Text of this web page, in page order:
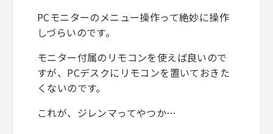
PCモニターのメニュー操作って絶妙に操作
しづらいのです。
モニター付属のリモコンを使えば良いので
すが、PCデスクにリモコンを置いておきた
くないのです。
これが、ジレンマってやつか…